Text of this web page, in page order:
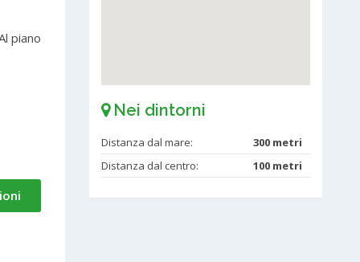
piano
Nei dintorni
Distanza dal mare:
300 metri
Distanza dal centro:
100 metri